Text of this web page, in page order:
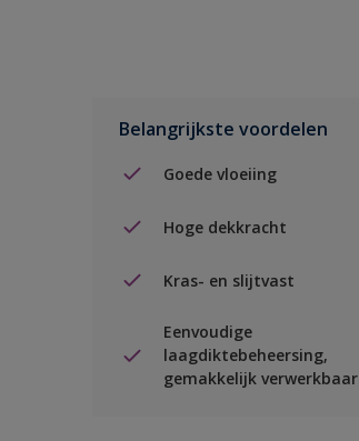
Belangrijkste voordelen
Goede vloeiing
Hoge dekkracht
Kras- en slijtvast
Eenvoudige
laagdiktebeheersing,
gemakkelijk verwerkbaar